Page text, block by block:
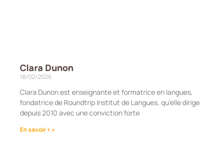
Clara Dunon
18/02/2026
Clara Dunon est enseignante et formatrice en langues,
fondatrice de Roundtrip Institut de Langues, qu’elle dirige
depuis 2010 avec une conviction forte
En savoir + »